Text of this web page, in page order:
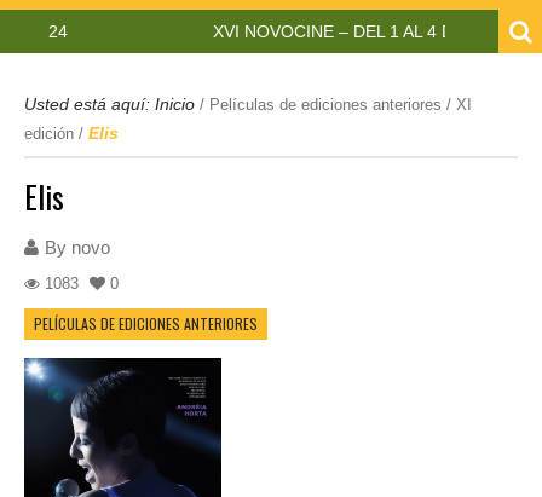
XVI NOVOCINE – DEL 1 AL 4 DE MARZO DE
Usted está aquí: Inicio / Películas de ediciones anteriores / XI
edición / Elis
Elis
By novo
1083 0
PELÍCULAS DE EDICIONES ANTERIORES